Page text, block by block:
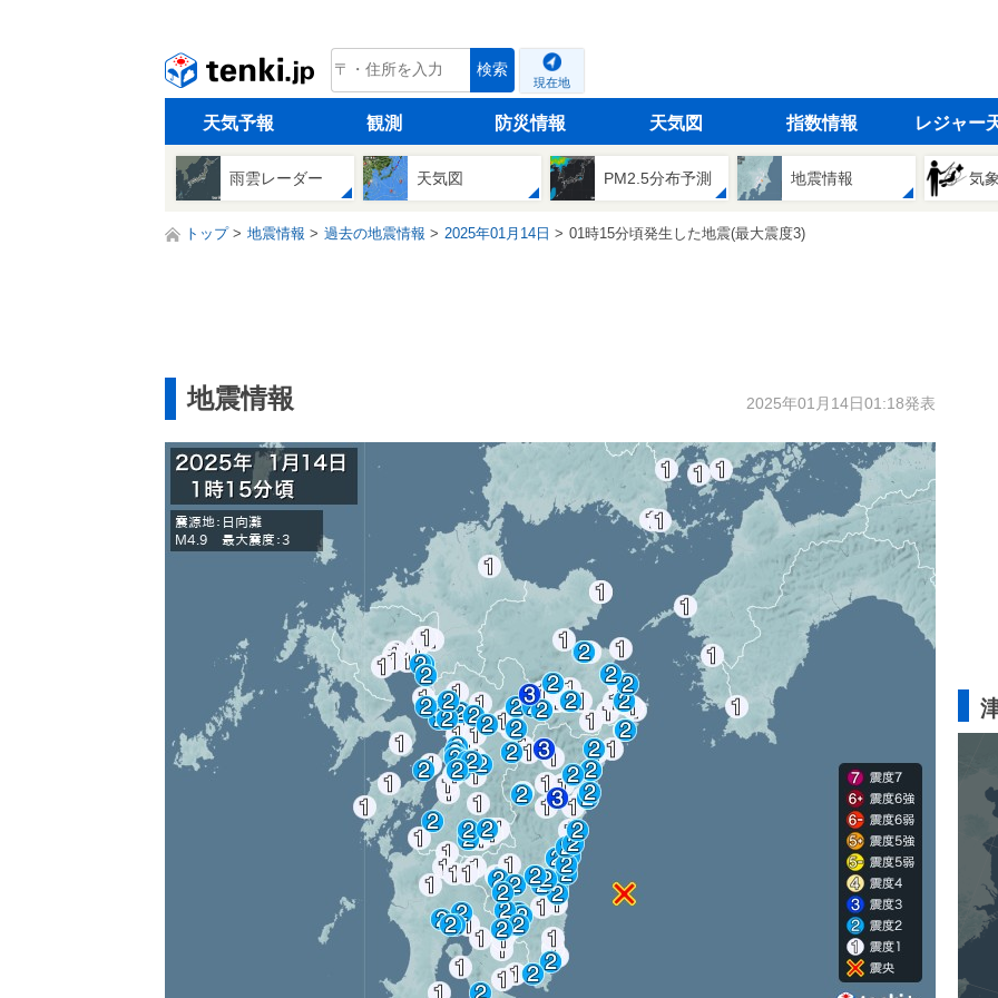
tenki.jp 検索
現在地
天気予報 観測 防災情報 天気図 指数情報 レジャー
雨雲レーダー 天気図 PM2.5分布予測 地震情報 気
トップ 地震情報 過去の地震情報 2025年01月14日 01時15分頃発生した地震(最大震度3)
地震情報 2025年01月14日01:18発表